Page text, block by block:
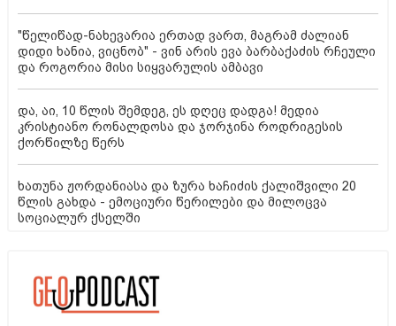
"წელიწად-ნახევარია ერთად ვართ, მაგრამ ძალიან
დიდი ხანია, ვიცნობ" - ვინ არის ევა ბარბაქაძის რჩეული
და როგორია მისი სიყვარულის ამბავი
და, აი, 10 წლის შემდეგ, ეს დღეც დადგა! მედია
კრისტიანო რონალდოსა და ჯორჯინა როდრიგესის
ქორწილზე წერს
ხათუნა ჟორდანიასა და ზურა ხაჩიძის ქალიშვილი 20
წლის გახდა - ემოციური წერილები და მილოცვა
სოციალურ ქსელში